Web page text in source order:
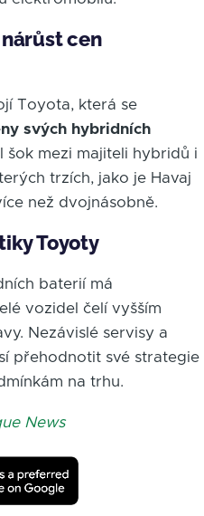
cen
Toyota, která se
svých hybridních
šok mezi majiteli hybridů i
trzích, jako je Havaj
než dvojnásobně.
Toyoty
baterií má
vozidel čelí vyšším
Nezávislé servisy a
přehodnotit své strategie
na trhu.
News